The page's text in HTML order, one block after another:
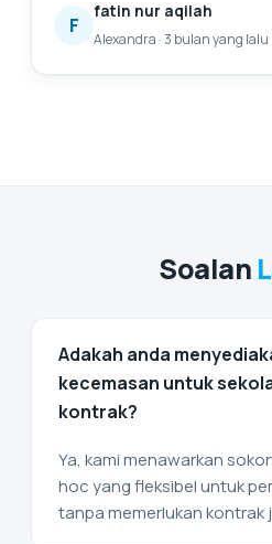
perkhidmatan untuk
riba saya, dan saya sangat
F
fatin nur aqilah
Alexandra ·3 bulan yang lalu
Soalan
Adakah anda
kecemasan untuk
kontrak?
Ya, kami menawarkan
hoc yang fleksibel untuk
tanpa memerlukan kontrak